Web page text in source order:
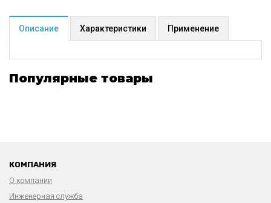
Описание Характеристики Применение
Популярные товары
КОМПАНИЯ
О компании
Инженерная служба